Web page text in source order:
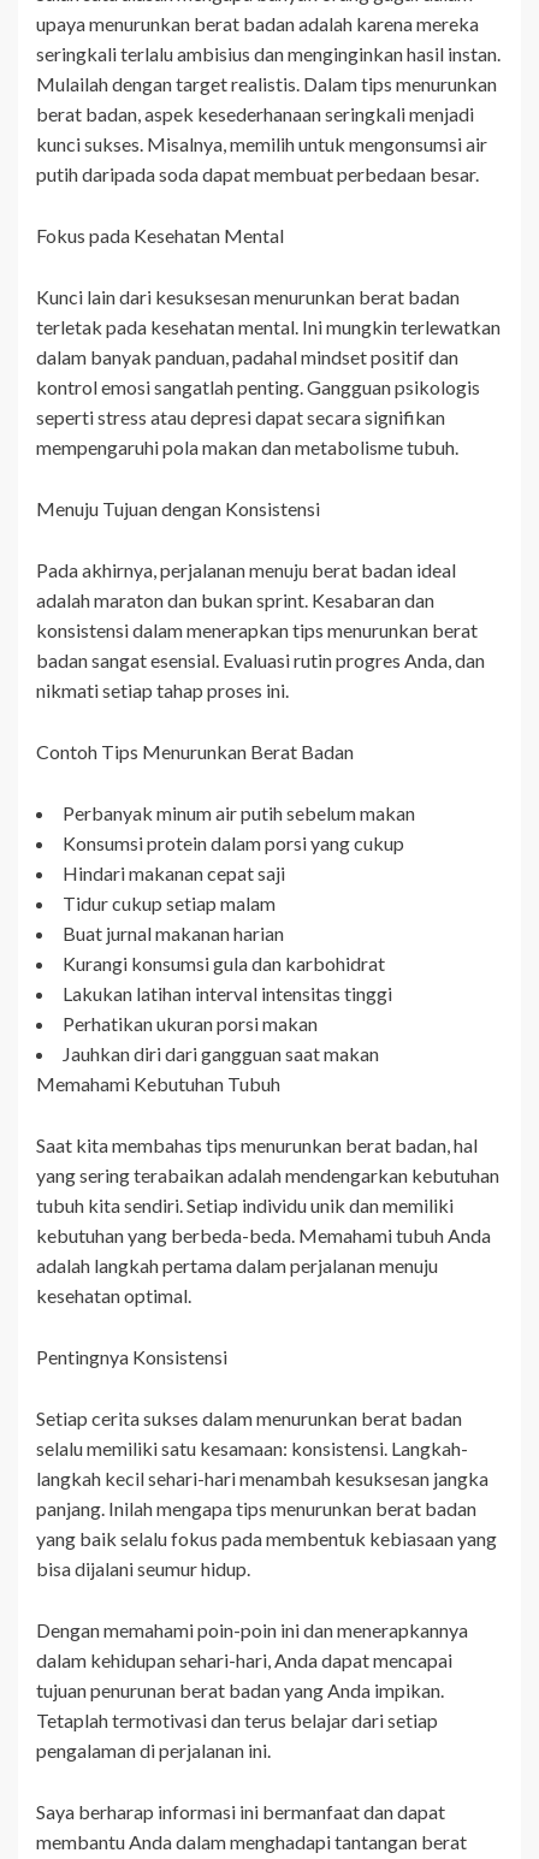
upaya menurunkan berat badan adalah karena mereka
seringkali terlalu ambisius dan menginginkan hasil instan.
Mulailah dengan target realistis. Dalam tips menurunkan
berat badan, aspek kesederhanaan seringkali menjadi
kunci sukses. Misalnya, memilih untuk mengonsumsi air
putih daripada soda dapat membuat perbedaan besar.
Fokus pada Kesehatan Mental
Kunci lain dari kesuksesan menurunkan berat badan
terletak pada kesehatan mental. Ini mungkin terlewatkan
dalam banyak panduan, padahal mindset positif dan
kontrol emosi sangatlah penting. Gangguan psikologis
seperti stress atau depresi dapat secara signifikan
mempengaruhi pola makan dan metabolisme tubuh.
Menuju Tujuan dengan Konsistensi
Pada akhirnya, perjalanan menuju berat badan ideal
adalah maraton dan bukan sprint. Kesabaran dan
konsistensi dalam menerapkan tips menurunkan berat
badan sangat esensial. Evaluasi rutin progres Anda, dan
nikmati setiap tahap proses ini.
Contoh Tips Menurunkan Berat Badan
Perbanyak minum air putih sebelum makan
Konsumsi protein dalam porsi yang cukup
Hindari makanan cepat saji
Tidur cukup setiap malam
Buat jurnal makanan harian
Kurangi konsumsi gula dan karbohidrat
Lakukan latihan interval intensitas tinggi
Perhatikan ukuran porsi makan
Jauhkan diri dari gangguan saat makan
Memahami Kebutuhan Tubuh
Saat kita membahas tips menurunkan berat badan, hal
yang sering terabaikan adalah mendengarkan kebutuhan
tubuh kita sendiri. Setiap individu unik dan memiliki
kebutuhan yang berbeda-beda. Memahami tubuh Anda
adalah langkah pertama dalam perjalanan menuju
kesehatan optimal.
Pentingnya Konsistensi
Setiap cerita sukses dalam menurunkan berat badan
selalu memiliki satu kesamaan: konsistensi. Langkah-
langkah kecil sehari-hari menambah kesuksesan jangka
panjang. Inilah mengapa tips menurunkan berat badan
yang baik selalu fokus pada membentuk kebiasaan yang
bisa dijalani seumur hidup.
Dengan memahami poin-poin ini dan menerapkannya
dalam kehidupan sehari-hari, Anda dapat mencapai
tujuan penurunan berat badan yang Anda impikan.
Tetaplah termotivasi dan terus belajar dari setiap
pengalaman di perjalanan ini.
Saya berharap informasi ini bermanfaat dan dapat
membantu Anda dalam menghadapi tantangan berat